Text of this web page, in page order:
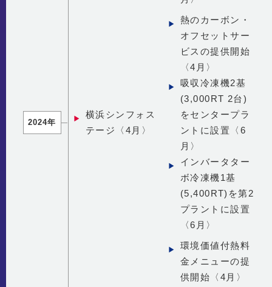
2024年
横浜シンフォス
テージ〈4月〉
熱のカーボン・
オフセットサー
ビスの提供開始
〈4月〉
吸収冷凍機2基
(3,000RT 2台)
をセンタープラ
ントに設置〈6
月〉
インバータター
ボ冷凍機1基
(5,400RT)を第2
プラントに設置
〈6月〉
環境価値付熱料
金メニューの提
供開始〈4月〉